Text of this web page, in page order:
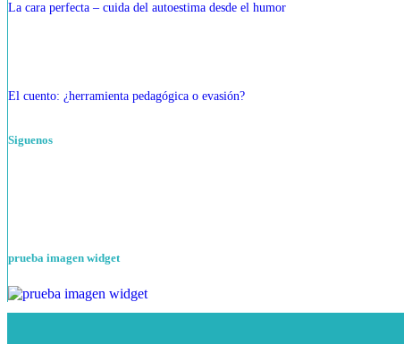
La cara perfecta – cuida del autoestima desde el humor
El cuento: ¿herramienta pedagógica o evasión?
Siguenos
prueba imagen widget